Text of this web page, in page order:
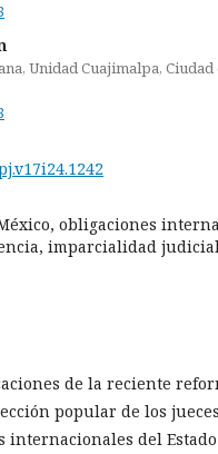
Unidad Cuajimalpa, Ciudad
obligaciones
imparcialidad
de la reciente
popular de los
internacionales del